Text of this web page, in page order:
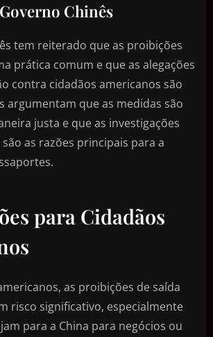
Chinês
tem reiterado que as proibições
prática comum e que as alegações
contra cidadãos americanos são
argumentam que as medidas são
justa e que as investigações
as razões principais para a
para Cidadãos
as proibições de saída
risco significativo, especialmente
para a China para negócios ou